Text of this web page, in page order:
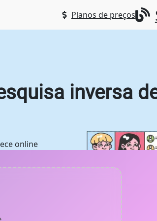
Planos de preços
inversa
online